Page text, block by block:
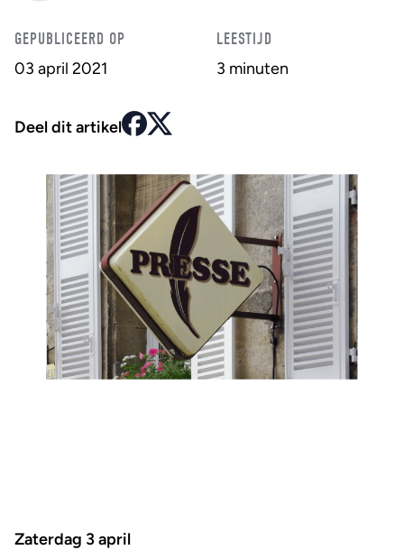
GEPUBLICEERD OP
03 april 2021
LEESTIJD
3 minuten
Deel dit artikel
Zaterdag 3 april